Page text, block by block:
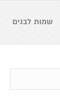
שמות לבנים